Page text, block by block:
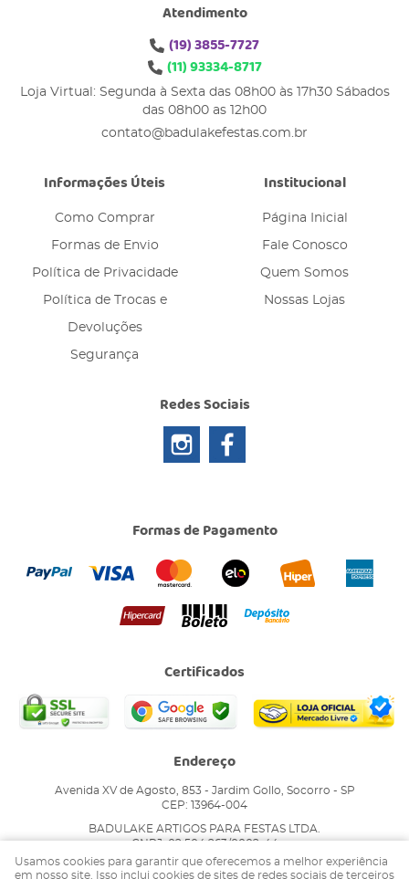
Atendimento
(19)3855-7727
(11)93334-8717
Loja Virtual: Segunda à Sexta das 08h00 às 17h30 Sábados
das 08h00 as 12h00
contato@badulakefestas.com.br
Informações Úteis
Como Comprar
Formas de Envio
Política de Privacidade
Política de Trocas e
Devoluções
Segurança
Institucional
Página Inicial
Fale Conosco
Quem Somos
Nossas Lojas
Redes Sociais
Formas de Pagamento
Certificados
Endereço
Avenida XV de Agosto, 853- Jardim Gollo, Socorro - SP
CEP: 13964-004
BADULAKE ARTIGOS PARA FESTAS LTDA.
CNPJ: 02.504.263/0002-44
Usamos cookies para garantir que oferecemos a melhor experiência
em nosso site. Isso inclui cookies de sites de redes sociais de terceiros